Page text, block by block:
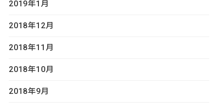
2019年1月
2018年12月
2018年11月
2018年10月
2018年9月